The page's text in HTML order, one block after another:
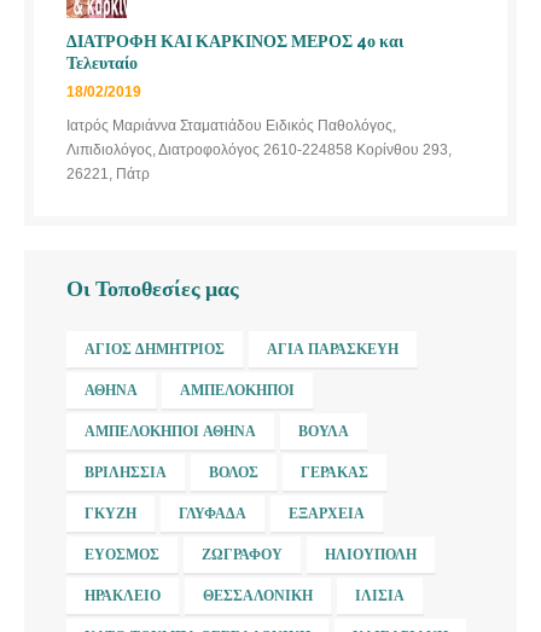
ΔΙΑΤΡΟΦΗ ΚΑΙ ΚΑΡΚΙΝΟΣ ΜΕΡΟΣ 4ο και
Τελευταίο
18/02/2019
Ιατρός Μαριάννα Σταματιάδου Ειδικός Παθολόγος,
Λιπιδιολόγος, Διατροφολόγος 2610-224858 Κορίνθου 293,
26221, Πάτρ
Οι Τοποθεσίες μας
ΆΓΙΟΣ ΔΗΜΉΤΡΙΟΣ ΑΓΊΑ ΠΑΡΑΣΚΕΥΉ
ΑΘΉΝΑ ΑΜΠΕΛΌΚΗΠΟΙ
ΑΜΠΕΛΌΚΗΠΟΙ ΑΘΉΝΑ ΒΟΎΛΑ
ΒΡΙΛΉΣΣΙΑ ΒΌΛΟΣ ΓΈΡΑΚΑΣ
ΓΚΎΖΗ ΓΛΥΦΆΔΑ ΕΞΆΡΧΕΙΑ
ΕΎΟΣΜΟΣ ΖΩΓΡΆΦΟΥ ΗΛΙΟΎΠΟΛΗ
ΗΡΆΚΛΕΙΟ ΘΕΣΣΑΛΟΝΊΚΗ ΙΛΊΣΙΑ